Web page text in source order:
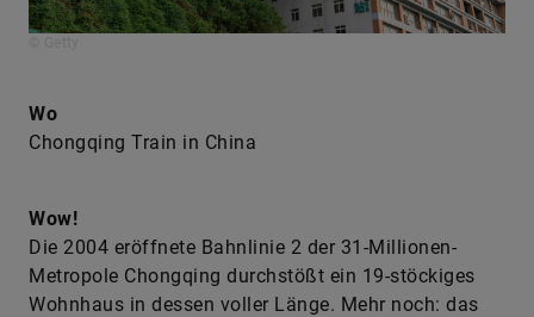
Wo
Chongqing Train in China
Wow!
Die 2004 eröffnete Bahnlinie 2 der 31-Millionen-
Metropole Chongqing durchstößt ein 19-stöckiges
Wohnhaus in dessen voller Länge. Mehr noch: das